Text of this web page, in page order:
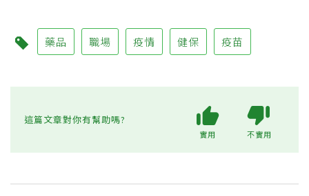
藥品 職場 疫情 健保 疫苗
這篇文章對你有幫助嗎?
實用 不實用